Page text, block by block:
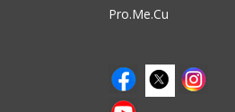
Pro.Me.Cu